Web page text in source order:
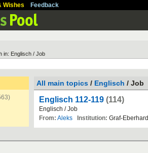
Wishes Feedback
in: Englisch / Job
All main topics / Englisch / Job
Englisch 112-119 (114)
Englisch /Job
From: Aleks Institution: Graf-Eberhard